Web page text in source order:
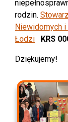
rodzin.
Niewidomych i
Łodzi
KRS
Dziękujemy!